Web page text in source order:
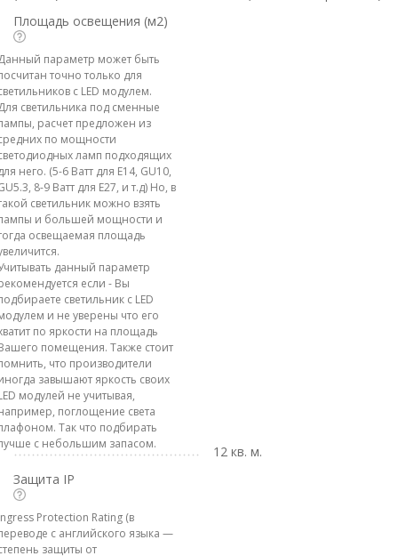
Площадь освещения (м2)
параметр может быть
точно только для
с LED модулем.
светильника под сменные
расчет предложен из
по мощности
ламп подходящих
него. (5-6 Ватт для E14, GU10,
8-9 Ватт для E27, и т.д) Но, в
светильник можно взять
и большей мощности и
освещаемая площадь
данный параметр
если - Вы
светильник с LED
и не уверены что его
по яркости на площадь
помещения. Также стоит
что производители
завышают яркость своих
модулей не учитывая,
поглощение света
Так что подбирать
с небольшим запасом.
12 кв. м.
Защита IP
Protection Rating (в
с английского языка —
защиты от